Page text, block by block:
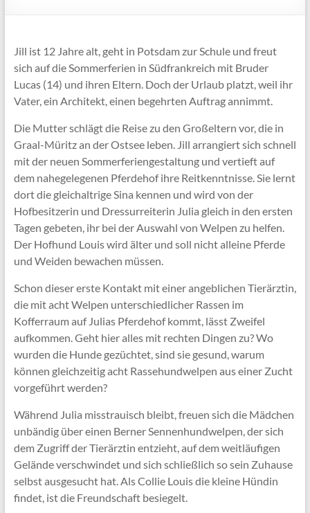
Jill ist 12 Jahre alt, geht in Potsdam zur Schule und freut
sich auf die Sommerferien in Südfrankreich mit Bruder
Lucas (14) und ihren Eltern. Doch der Urlaub platzt, weil ihr
Vater, ein Architekt, einen begehrten Auftrag annimmt.
Die Mutter schlägt die Reise zu den Großeltern vor, die in
Graal-Müritz an der Ostsee leben. Jill arrangiert sich schnell
mit der neuen Sommerferiengestaltung und vertieft auf
dem nahegelegenen Pferdehof ihre Reitkenntnisse. Sie lernt
dort die gleichaltrige Sina kennen und wird von der
Hofbesitzerin und Dressurreiterin Julia gleich in den ersten
Tagen gebeten, ihr bei der Auswahl von Welpen zu helfen.
Der Hofhund Louis wird älter und soll nicht alleine Pferde
und Weiden bewachen müssen.
Schon dieser erste Kontakt mit einer angeblichen Tierärztin,
die mit acht Welpen unterschiedlicher Rassen im
Kofferraum auf Julias Pferdehof kommt, lässt Zweifel
aufkommen. Geht hier alles mit rechten Dingen zu? Wo
wurden die Hunde gezüchtet, sind sie gesund, warum
können gleichzeitig acht Rassehundwelpen aus einer Zucht
vorgeführt werden?
Während Julia misstrauisch bleibt, freuen sich die Mädchen
unbändig über einen Berner Sennenhundwelpen, der sich
dem Zugriff der Tierärztin entzieht, auf dem weitläufigen
Gelände verschwindet und sich schließlich so sein Zuhause
selbst ausgesucht hat. Als Collie Louis die kleine Hündin
findet, ist die Freundschaft besiegelt.